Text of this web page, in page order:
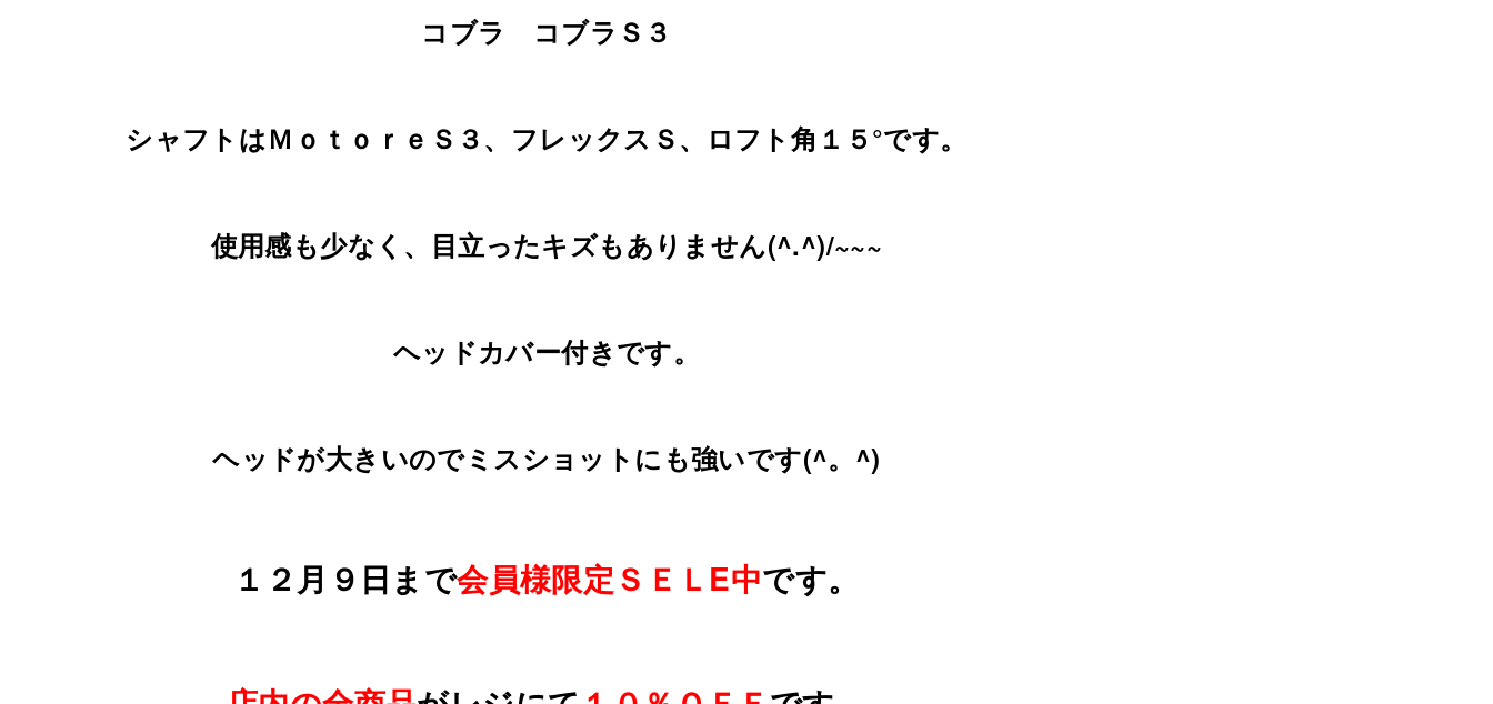
コブラ コブラＳ３
シャフトはＭｏｔｏｒｅＳ３、フレックスＳ、ロフト角１５°です。
使用感も少なく、目立ったキズもありません(^.^)/~~~
ヘッドカバー付きです。
ヘッドが大きいのでミスショットにも強いです(^。^)
１２月９日まで会員様限定ＳＥＬE中です。